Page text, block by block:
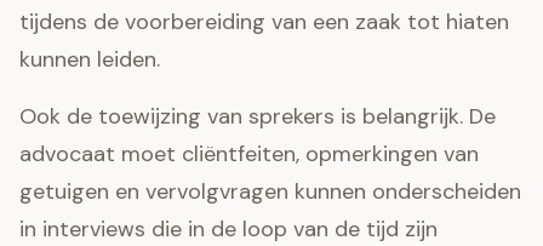
tijdens de voorbereiding van een zaak tot hiaten
kunnen leiden.
Ook de toewijzing van sprekers is belangrijk. De
advocaat moet cliëntfeiten, opmerkingen van
getuigen en vervolgvragen kunnen onderscheiden
in interviews die in de loop van de tijd zijn